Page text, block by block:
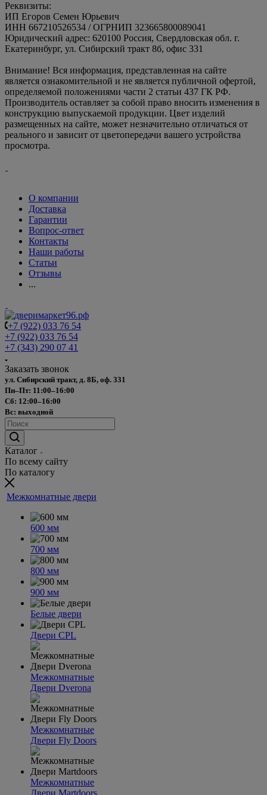
Реквизиты:
ИП Егоров Семен Юрьевич
ИНН 667210526534 / ОГРНИП 323665800089041
Юридический адрес: 620100 Россия, Свердловская обл. г.
Екатеринбург, ул. Сибирский тракт 8б, офис 331
Внимание! Вся информация, представленная на сайте
является ознакомительной и не является публичной офертой,
определяемой положениями части 2 статьи 437 ГК РФ.
Производитель оставляет за собой право вносить изменения в
конструкцию выпускаемой продукции. Цвет изделий
размещенных на сайте, может незначительно отличаться от
реального и зависит от цветопередачи вашего устройства
просмотра.
О компании
Доставка
Гарантии
Вопрос-ответ
Контакты
Наши работы
Статьи
Отзывы
...
+7 (922) 033 76 54
+7 (922) 033 76 54
+7 (343) 290 07 41
Заказать звонок
ул. Сибирский тракт, д. 8Б, оф. 331
Пн–Пт: 11:00–16:00
Сб: 12:00–16:00
Вс: выходной
Каталог
По всему сайту
По каталогу
Межкомнатные двери
600 мм
700 мм
800 мм
900 мм
Белые двери
Двери CPL
Межкомнатные
Двери Dverona
Межкомнатные
Двери Fly Doors
Межкомнатные
Двери Martdoors